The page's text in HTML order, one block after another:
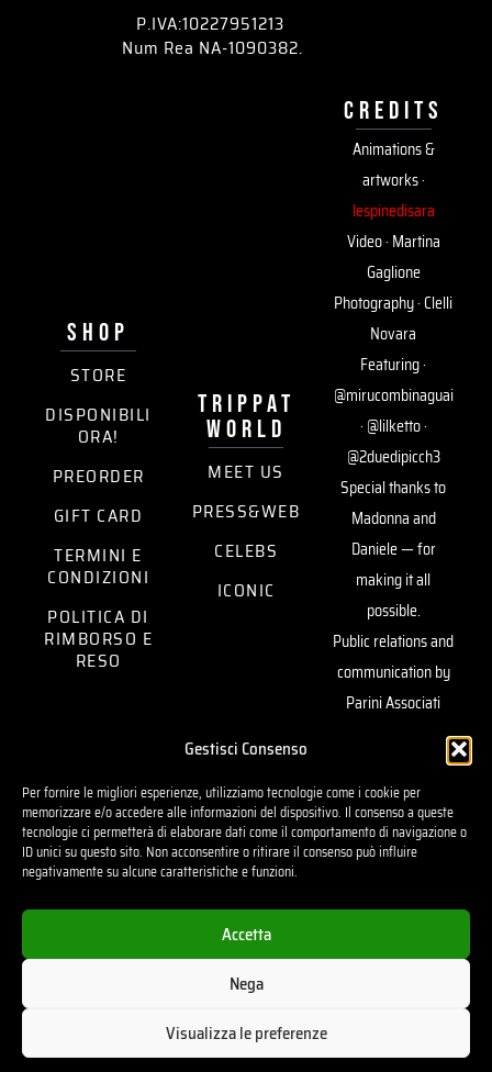
Gestisci Consenso
Per fornire le migliori esperienze, utilizziamo tecnologie come i cookie per
memorizzare e/o accedere alle informazioni del dispositivo. Il consenso a queste
tecnologie ci permetterà di elaborare dati come il comportamento di navigazione o
ID unici su questo sito. Non acconsentire o ritirare il consenso può influire
negativamente su alcune caratteristiche e funzioni.
Accetta
Nega
Visualizza le preferenze
P.IVA:10227951213
Num Rea NA-1090382.
SHOP
STORE
DISPONIBILI
ORA!
PREORDER
GIFT CARD
TERMINI E
CONDIZIONI
POLITICA DI
RIMBORSO E
RESO
trippat
world
MEET US
PRESS&WEB
CELEBS
ICONIC
credits
Animations &
artworks ·
lespinedisara
Video · Martina
Gaglione
Photography · Clelli
Novara
Featuring ·
@mirucombinaguai
· @lilketto ·
@2duedipicch3
Special thanks to
Madonna and
Daniele — for
making it all
possible.
Public relations and
communication by
Parini Associati
sustaining our vision.
Powered byUgo
2026© - TRIPPAT | All rights reserved